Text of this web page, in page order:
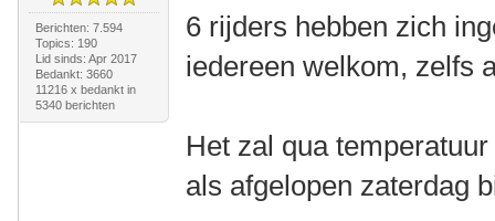
Berichten: 7.594
Topics: 190
Lid sinds: Apr 2017
Bedankt: 3660
11216 x bedankt in
5340 berichten
6 rijders hebben zich
iedereen welkom, zelfs
Het zal qua
als afgelopen zaterdag